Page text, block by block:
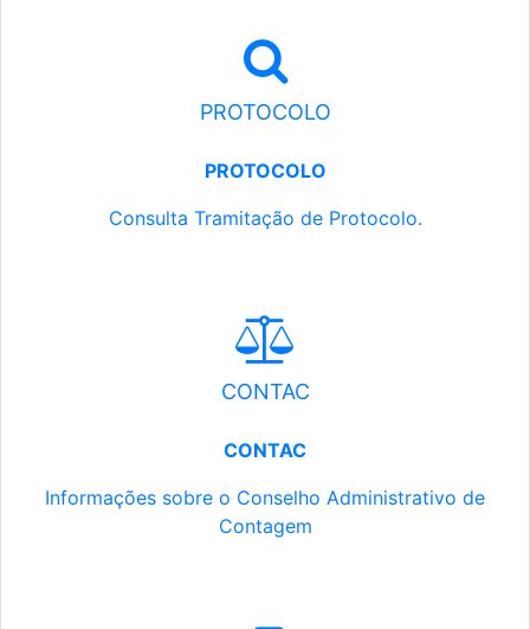
PROTOCOLO
PROTOCOLO
Consulta Tramitação de Protocolo.
CONTAC
CONTAC
Informações sobre o Conselho Administrativo de
Contagem